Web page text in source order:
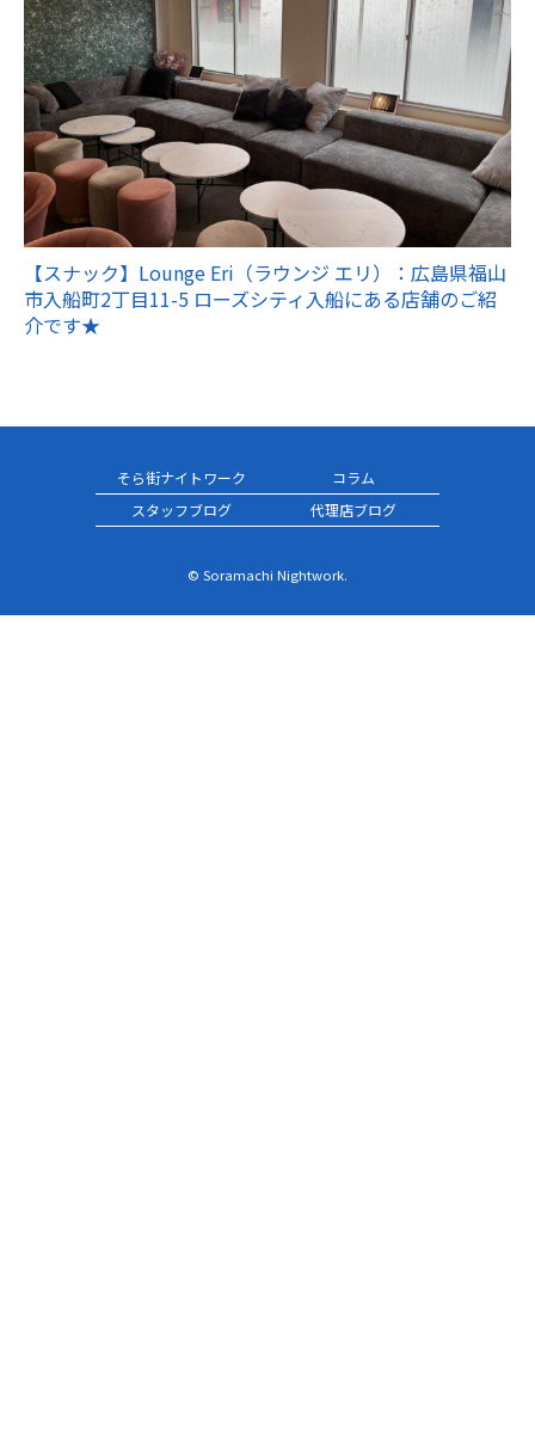
【スナック】Lounge Eri（ラウンジ エリ）：広島県福山
市入船町2丁目11-5 ローズシティ入船にある店舗のご紹
介です★
そら街ナイトワーク
コラム
スタッフブログ
代理店ブログ
© Soramachi Nightwork.